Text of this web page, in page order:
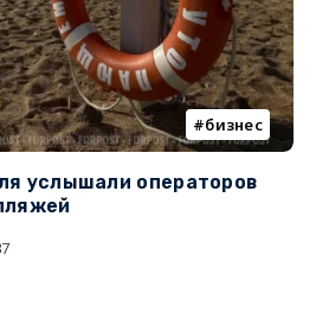
бизнес
услышали операторов